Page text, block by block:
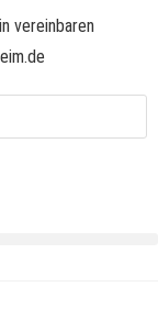
vereinbaren